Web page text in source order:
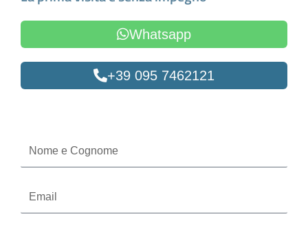
Whatsapp
+39 095 7462121
Cognome